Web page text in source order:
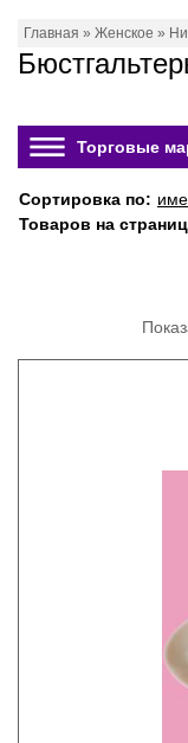
Главная » Женское »
Торговые
Сортировка по:
Товаров на